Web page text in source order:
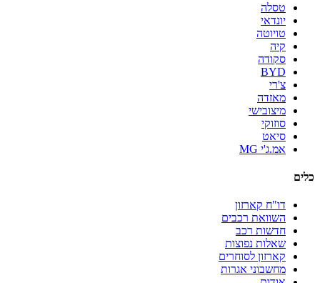
טסלה
יונדאי
טויוטה
קיה
סקודה
BYD
צ'רי
מאזדה
מיצובישי
סוזוקי
סיאט
אמ.ג'י MG
כלים
דו"ח קארזון
השוואת רכבים
חדשות רכב
שאלות נפוצות
קארזון לסוחרים
מחשבוני אגרות